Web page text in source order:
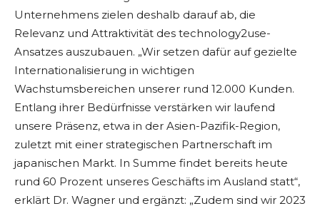
Unternehmens zielen deshalb darauf ab, die
Relevanz und Attraktivität des technology2use-
Ansatzes auszubauen. „Wir setzen dafür auf gezielte
Internationalisierung in wichtigen
Wachstumsbereichen unserer rund 12.000 Kunden.
Entlang ihrer Bedürfnisse verstärken wir laufend
unsere Präsenz, etwa in der Asien-Pazifik-Region,
zuletzt mit einer strategischen Partnerschaft im
japanischen Markt. In Summe findet bereits heute
rund 60 Prozent unseres Geschäfts im Ausland statt“,
erklärt Dr. Wagner und ergänzt: „Zudem sind wir 2023